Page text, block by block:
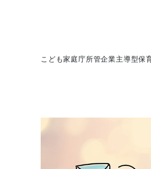
こども家庭庁所管企業主導型保